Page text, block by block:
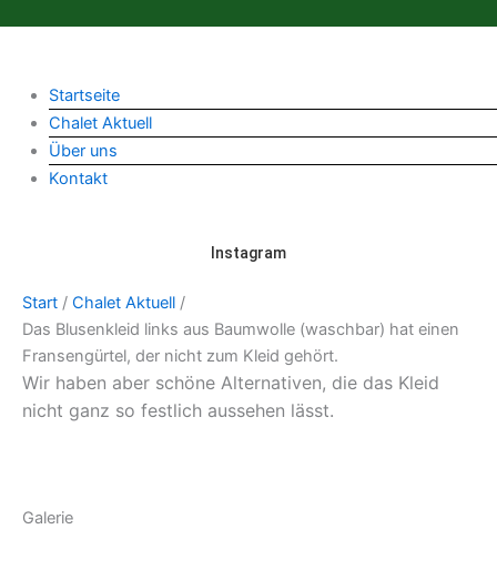
Startseite
Chalet Aktuell
Über uns
Kontakt
Instagram
Start / Chalet Aktuell /
Das Blusenkleid links aus Baumwolle (waschbar) hat einen
Fransengürtel, der nicht zum Kleid gehört.
Wir haben aber schöne Alternativen, die das Kleid
nicht ganz so festlich aussehen lässt.
Galerie